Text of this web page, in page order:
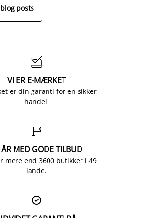
posts

VI ER E-MÆRKET
er din garanti for en sikker
handel.

MED GODE TILBUD
mere end 3600 butikker i 49
lande.
